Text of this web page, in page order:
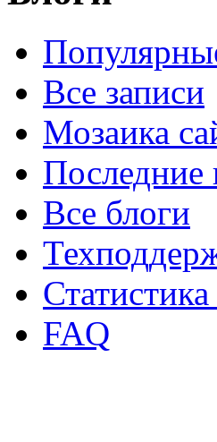
Все записи
Мозаика
Последние
Все блоги
Статистика
FAQ